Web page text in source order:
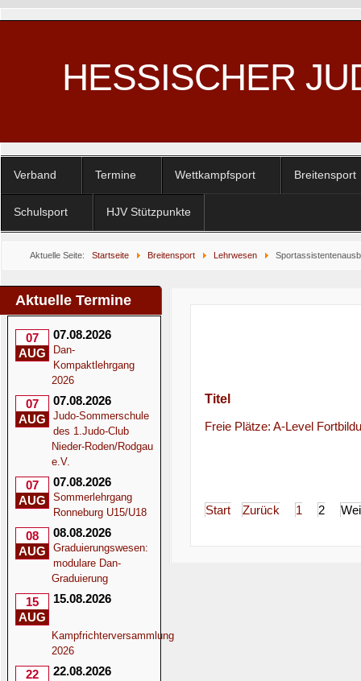
HESSISCHER
Verband Termine Wettkampfsport Breitensport
Schulsport HJV Stützpunkte
Aktuelle Seite: Startseite Breitensport Lehrwesen
Aktuelle Termine
07
AUG
07.08.2026
Dan-
Kompaktlehrgang
2026
07
AUG
07.08.2026
Judo-Sommerschule
des 1.Judo-Club
Nieder-Roden/Rodgau
e.V.
07
AUG
07.08.2026
Sommerlehrgang
Ronneburg U15/U18
08
AUG
08.08.2026
Graduierungswesen:
modulare Dan-
Graduierung
15
AUG
15.08.2026
Kampfrichterversammlung
2026
22
22.08.2026
Titel
Freie Plätze: A-Level
Start Zurück 1 2